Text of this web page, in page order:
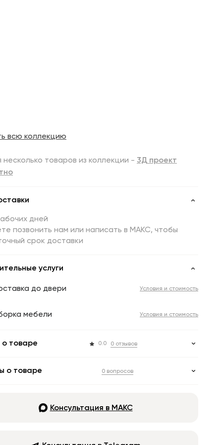
всю коллекцию
несколько товаров из коллекции - 3Д проект
дней
позвонить нам или написать в МАКС, чтобы
срок доставки
услуги
до двери Условия и стоимость
мебели Условия и стоимость
товаре 0.0 0 отзывов
о товаре 0 вопросов
Консультация в МАКС